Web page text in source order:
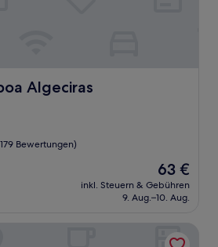
Algeciras
Bewertungen)
Der
Preis
beträgt
63 €
inkl. Steuern & Gebühren
9. Aug.–10. Aug.